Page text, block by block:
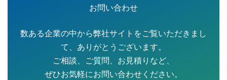
お問い合わせ
数ある企業の中から弊社サイトをご覧いただきまし
て、ありがとうございます。
ご相談、ご質問、お見積りなど、
ぜひお気軽にお問い合わせください。